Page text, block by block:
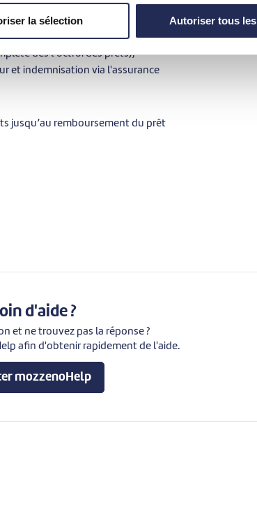
la sélection Autoriser tous
dès l’octroi des prêts),
et indemnisation via l'assurance
jusqu’au remboursement du prêt
d'aide ?
et ne trouvez pas la réponse ?
afin d'obtenir rapidement de l'aide.
mozzenoHelp